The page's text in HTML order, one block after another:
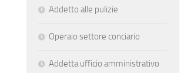
Addetto alle pulizie
Operaio settore conciario
Addetta ufficio amministrativo